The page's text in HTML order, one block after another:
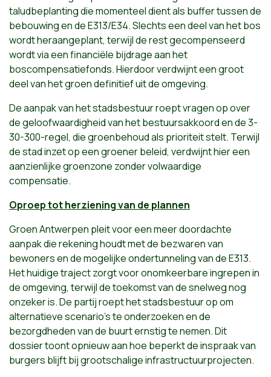
taludbeplanting die momenteel dient als buffer tussen de
bebouwing en de E313/E34. Slechts een deel van het bos
wordt heraangeplant, terwijl de rest gecompenseerd
wordt via een financiële bijdrage aan het
boscompensatiefonds. Hierdoor verdwijnt een groot
deel van het groen definitief uit de omgeving.
De aanpak van het stadsbestuur roept vragen op over
de geloofwaardigheid van het bestuursakkoord en de 3-
30-300-regel, die groenbehoud als prioriteit stelt. Terwijl
de stad inzet op een groener beleid, verdwijnt hier een
aanzienlijke groenzone zonder volwaardige
compensatie.
Oproep tot herziening van de plannen
Groen Antwerpen pleit voor een meer doordachte
aanpak die rekening houdt met de bezwaren van
bewoners en de mogelijke ondertunneling van de E313.
Het huidige traject zorgt voor onomkeerbare ingrepen in
de omgeving, terwijl de toekomst van de snelweg nog
onzeker is. De partij roept het stadsbestuur op om
alternatieve scenario’s te onderzoeken en de
bezorgdheden van de buurt ernstig te nemen. Dit
dossier toont opnieuw aan hoe beperkt de inspraak van
burgers blijft bij grootschalige infrastructuurprojecten.